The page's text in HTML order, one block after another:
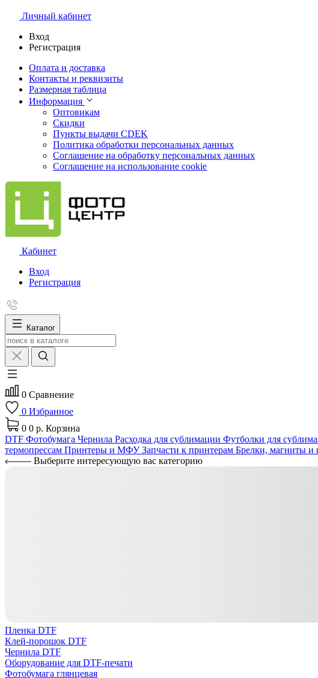
Личный кабинет
Вход
Регистрация
Оплата и доставка
Контакты и реквизиты
Размерная таблица
Информация
Оптовикам
Скидки
Пункты выдачи CDEK
Политика обработки персональных данных
Соглашение на обработку персональных данных
Соглашение на использование cookie
Кабинет
Вход
Регистрация
Каталог
0 Сравнение
0 Избранное
0 0 р. Корзина
DTF Фотобумага Чернила Расходка для сублимации Футболки для
термопрессам Принтеры и МФУЗапчасти к принтерам Брелки, магниты и
Выберите интересующую вас категорию
Пленка DTF
Клей-порошок DTF
Чернила DTF
Оборудование для DTF-печати
Фотобумага глянцевая